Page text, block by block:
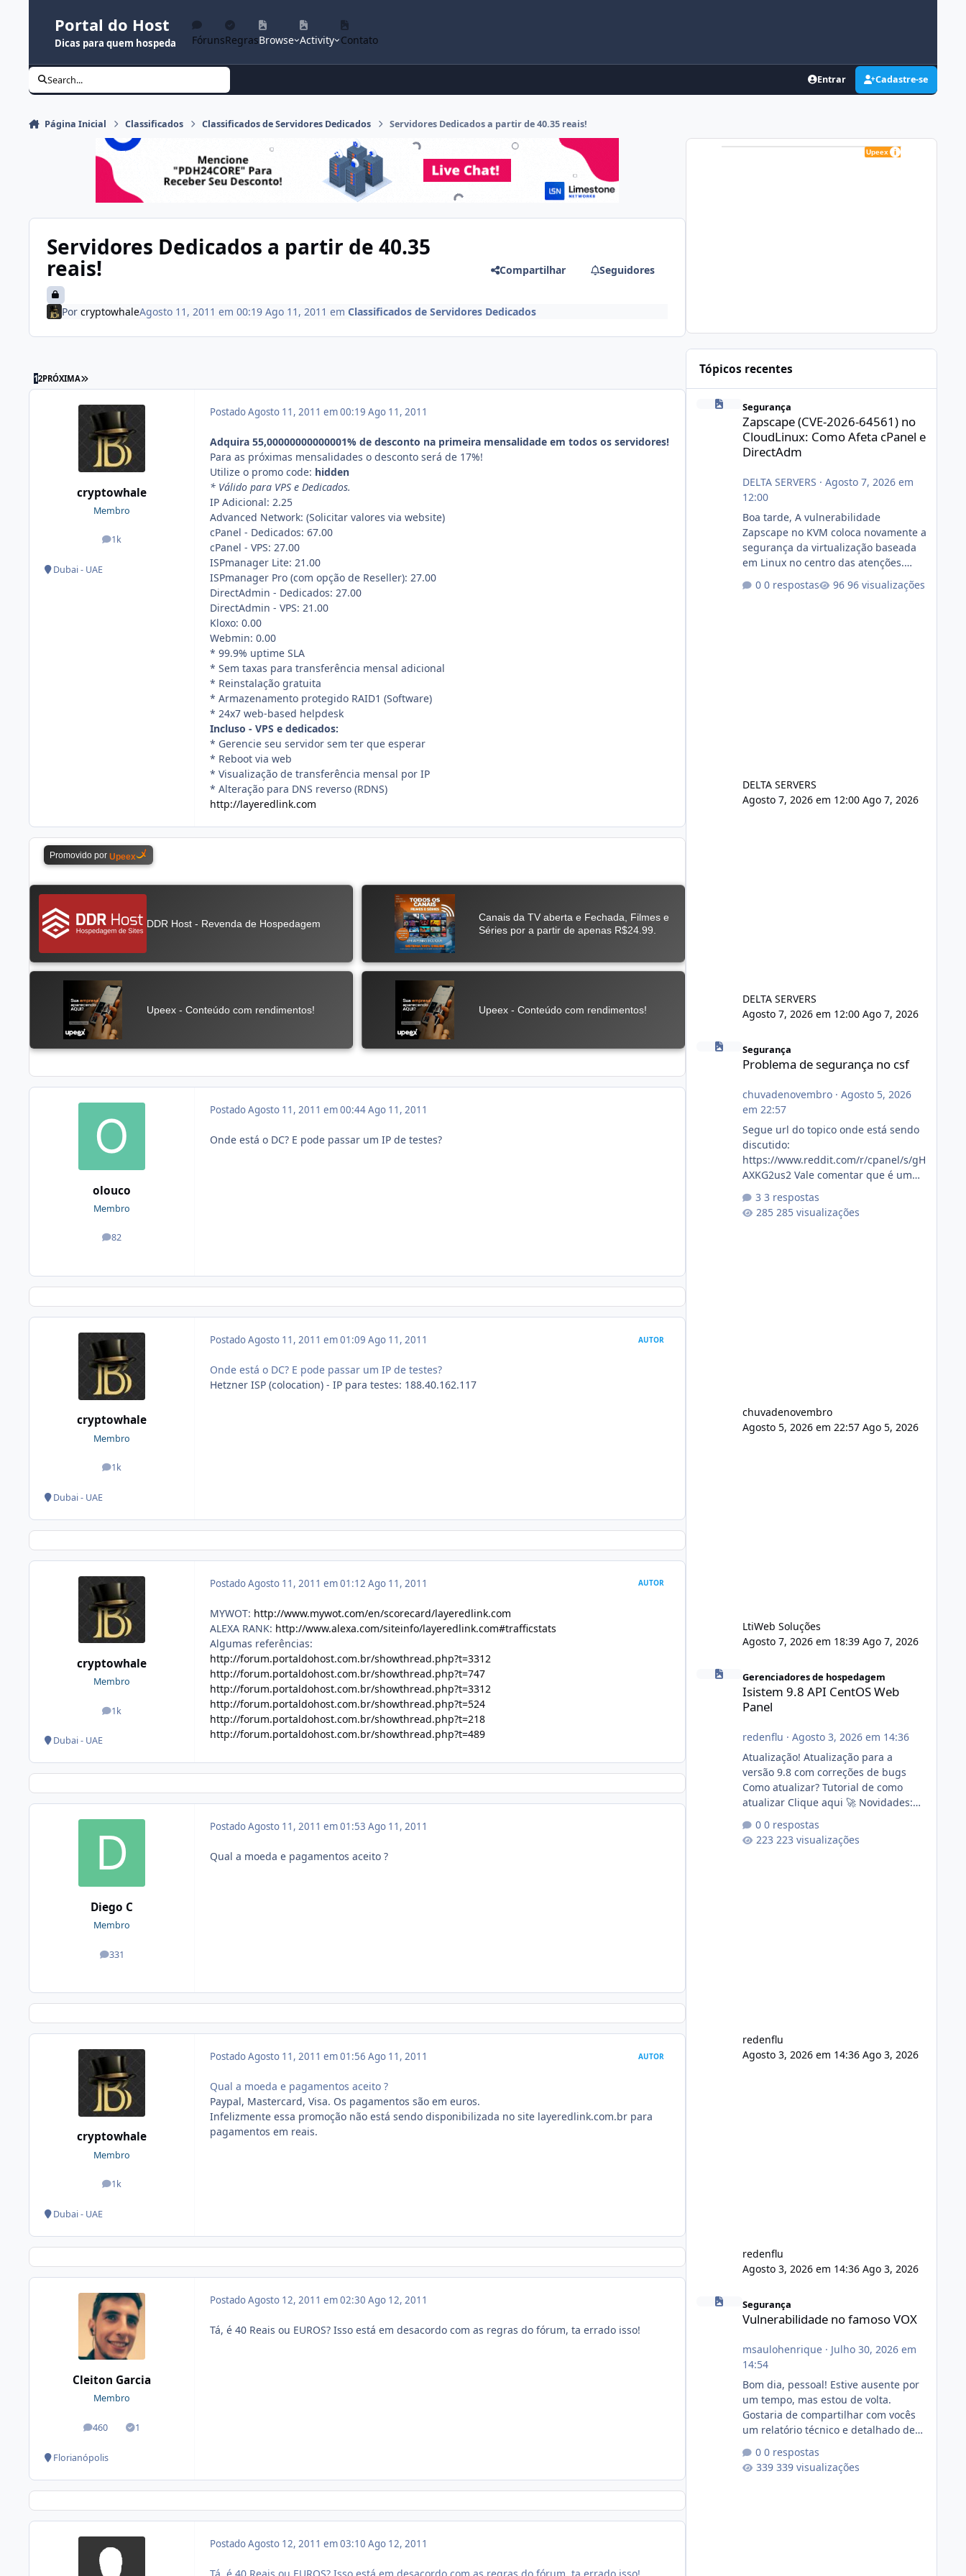
Portal do Host
Dicas para quem hospeda FórunsRegrasBrowse Activity Contato
Search... Entrar Cadastre-se
Página Inicial Classificados Classificados de Servidores Dedicados Servidores Dedicados a partir de 40.35 reais!
Servidores Dedicados a partir de 40.35
reais! Compartilhar Seguidores
Por cryptowhaleAgosto 11, 2011 em 00:19 Ago 11, 2011 em Classificados de Servidores Dedicados
12PRÓXIMA
cryptowhale
Membro
1k
posts
Dubai - UAE
PostadoAgosto 11, 2011 em 00:19 Ago 11, 2011
Adquira 55,00000000000001% de desconto na primeira mensalidade em todos os servidores!
Para as próximas mensalidades o desconto será de 17%!
Utilize o promo code: hidden
* Válido para VPS e Dedicados.
IP Adicional: 2.25
Advanced Network: (Solicitar valores via website)
cPanel - Dedicados: 67.00
cPanel - VPS: 27.00
ISPmanager Lite: 21.00
ISPmanager Pro (com opção de Reseller): 27.00
DirectAdmin - Dedicados: 27.00
DirectAdmin - VPS: 21.00
Kloxo: 0.00
Webmin: 0.00
* 99.9% uptime SLA
* Sem taxas para transferência mensal adicional
* Reinstalação gratuita
* Armazenamento protegido RAID1 (Software)
* 24x7 web-based helpdesk
Incluso - VPS e dedicados:
* Gerencie seu servidor sem ter que esperar
* Reboot via web
* Visualização de transferência mensal por IP
* Alteração para DNS reverso (RDNS)
http://layeredlink.com
olouco
Membro
82
posts
PostadoAgosto 11, 2011 em 00:44Ago 11, 2011
Onde está o DC? E pode passar um IP de testes?
cryptowhale
Membro
1k
posts
Dubai - UAE
PostadoAgosto 11, 2011 em 01:09 Ago 11, 2011 AUTOR
Onde está o DC? E pode passar um IP de testes?
Hetzner ISP (colocation) - IP para testes: 188.40.162.117
cryptowhale
Membro
1k
posts
Dubai - UAE
PostadoAgosto 11, 2011 em 01:12 Ago 11, 2011 AUTOR
MYWOT: http://www.mywot.com/en/scorecard/layeredlink.com
ALEXA RANK: http://www.alexa.com/siteinfo/layeredlink.com#trafficstats
Algumas referências:
http://forum.portaldohost.com.br/showthread.php?t=3312
http://forum.portaldohost.com.br/showthread.php?t=747
http://forum.portaldohost.com.br/showthread.php?t=3312
http://forum.portaldohost.com.br/showthread.php?t=524
http://forum.portaldohost.com.br/showthread.php?t=218
http://forum.portaldohost.com.br/showthread.php?t=489
Diego C
Membro
331
posts
PostadoAgosto 11, 2011 em 01:53 Ago 11, 2011
Qual a moeda e pagamentos aceito ?
cryptowhale
Membro
1k
posts
Dubai - UAE
PostadoAgosto 11, 2011 em 01:56 Ago 11, 2011 AUTOR
Qual a moeda e pagamentos aceito ?
Paypal, Mastercard, Visa. Os pagamentos são em euros.
Infelizmente essa promoção não está sendo disponibilizada no site layeredlink.com.br para
pagamentos em reais.
Cleiton Garcia
Membro
460
posts 1
Soluções
Florianópolis
PostadoAgosto 12, 2011 em 02:30 Ago 12, 2011
Tá, é 40 Reais ou EUROS? Isso está em desacordo com as regras do fórum, ta errado isso!
PostadoAgosto 12, 2011 em 03:10 Ago 12, 2011
Tá, é 40 Reais ou EUROS? Isso está em desacordo com as regras do fórum, ta errado isso!
Tópicos recentes
Zapscape (CVE-2026-64561) no CloudLinux: Como Afeta
Segurança
Zapscape (CVE-2026-64561) no
CloudLinux: Como Afeta cPanel e
DirectAdm
DELTA SERVERS · Agosto 7, 2026 em
12:00
Boa tarde, A vulnerabilidade
Zapscape no KVM coloca novamente a
segurança da virtualização baseada
em Linux no centro das atenções.
https://cloudlinux.statuspage.io/incid
ents/dlrxjx23zz5f Criamos uma breve
0 respostas 96 visualizações
DELTA SERVERS
Agosto 7, 2026 em 12:00 Ago 7, 2026
DELTA SERVERS
Agosto 7, 2026 em 12:00 Ago 7, 2026
Problema de segurança no csf
Segurança
Problema de segurança no csf
chuvadenovembro· Agosto 5, 2026
em 22:57
Segue url do topico onde está sendo
discutido:
https://www.reddit.com/r/cpanel/s/gH
AXKG2us2 Vale comentar que é um
pegada no da.
3 respostas
285 visualizações
chuvadenovembro
Agosto 5, 2026 em 22:57 Ago 5, 2026
LtiWeb Soluções
Agosto 7, 2026 em 18:39 Ago 7, 2026
Isistem 9.8 API CentOS Web Panel
Gerenciadores de hospedagem
Isistem 9.8 API CentOS Web
Panel
redenflu · Agosto 3, 2026 em 14:36
Atualização! Atualização para a
versão 9.8 com correções de bugs
Como atualizar? Tutorial de como
atualizar Clique aqui 🚀 Novidades:
publico para consulta de sub.dominio
autorizado a usasr o isistem:
0 respostas
223 visualizações
redenflu
Agosto 3, 2026 em 14:36 Ago 3, 2026
redenflu
Agosto 3, 2026 em 14:36 Ago 3, 2026
Vulnerabilidade no famoso VOX
Segurança
Vulnerabilidade no famoso VOX
msaulohenrique· Julho 30, 2026 em
14:54
Bom dia, pessoal! Estive ausente por
um tempo, mas estou de volta.
Gostaria de compartilhar com vocês
um relatório técnico e detalhado de
conformidade referente
ao VOXPANEL (versão atualmente em
0 respostas
339 visualizações